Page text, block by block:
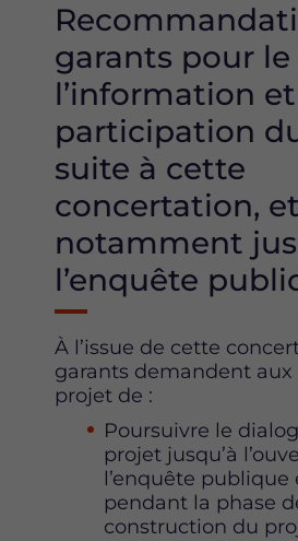
garants pour
l’information
participation
suite à cette
concertation, et
notamment
l’enquête
À l’issue de cette
garants demandent aux
projet de :
Poursuivre le
projet jusqu’à
l’enquête
pendant la phase
construction du